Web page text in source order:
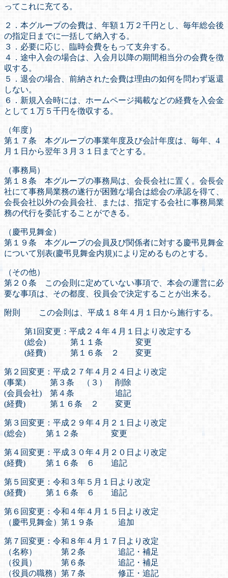
ってこれに充てる。
２．本グループの会費は、年額１万２千円とし、毎年総会後
の指定日までに一括して納入する。
３．必要に応じ、臨時会費をもって支弁する。
４．途中入会の場合は、入会月以降の期間相当分の会費を徴
収する。
５．退会の場合、前納された会費は理由の如何を問わず返還
しない。
６．新規入会時には、ホームページ掲載などの経費を入会金
として１万５千円を徴収する。
（年度）
第１７条 本グループの事業年度及び会計年度は、毎年、4
月１日から翌年３月３１日までとする。
（事務局）
第１８条 本グループの事務局は、会長会社に置く。会長会
社にて事務局業務の遂行が困難な場合は総会の承認を得て、
会長会社以外の会員会社、または、指定する会社に事務局業
務の代行を委託することができる。
（慶弔見舞金）
第１９条 本グループの会員及び関係者に対する慶弔見舞金
について別表(慶弔見舞金内規)により定めるものとする。
（その他）
第２０条 この会則に定めていない事項で、本会の運営に必
要な事項は、その都度、役員会で決定することが出来る。
附則 この会則は、平成１８年４月１日から施行する。
第1回変更：平成２４年４月１日より改定する
(総会) 第１１条 変更
(経費) 第１６条 ２ 変更
第２回変更：平成２７年４月２４日より改定
(事業) 第３条 （３） 削除
(会員会社) 第４条 追記
(経費) 第１６条 ２ 変更
第３回変更：平成２９年４月２１日より改定
(総会) 第１２条 変更
第４回変更：平成３０年４月２０日より改定
(経費) 第１６条 ６ 追記
第５回変更：令和３年５月１日より改定
(経費) 第１６条 ６ 追記
第６回変更：令和４年４月１５日より改定
（慶弔見舞金）第１９条 追加
第７回変更：令和８年４月１７日より改定
（名称） 第２条 追記・補足
（役員） 第６条 追記・補足
（役員の職務）第７条 修正・追記